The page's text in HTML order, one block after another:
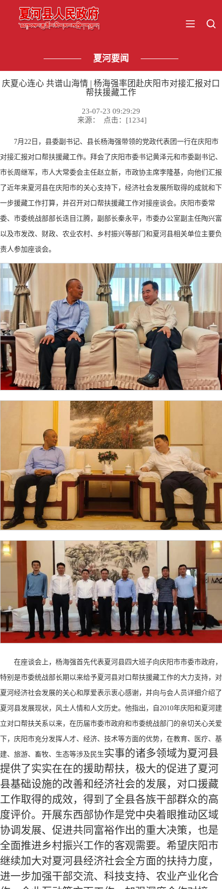
夏河要闻
庆夏心连心 共谱山海情 | 杨海强率团赴庆阳市对接汇报对口
帮扶援藏工作
23-07-23 09:29:29
来源： 点击：[1234]
7月22日，县委副书记、县长杨海强带领的党政代表团一行在庆阳市
对接汇报对口帮扶援藏工作。拜会了庆阳市委书记黄泽元和市委副书记、
市长周继军，市人大常委会主任赵立新，市政协主席李隆基，向他们汇报
了近年来夏河县在庆阳市的关心支持下，经济社会发展所取得的成就和下
一步援藏工作打算，并召开对口帮扶援藏工作对接座谈会。庆阳市委常
委、市委统战部部长迭目江腾，副部长秦永平，市委办公室副主任陶兴富
以及市发改、财政、农业农村、乡村振兴等部门和夏河县相关单位主要负
责人参加座谈会。
在座谈会上，杨海强首先代表夏河县四大班子向庆阳市市委市政府，
特别是市委统战部长期以来给予夏河县对口帮扶援藏工作的大力支持，对
夏河经济社会发展的关心和厚爱表示衷心感谢，并向与会人员详细介绍了
夏河县发展现状，风土人情和人文历史。他指出，自 2010年庆阳和夏河建
立对口帮扶关系以来，在历届市委市政府和市委统战部门的亲切关心关爱
下，庆阳市充分发挥人才、经济、技术等方面的优势，在教育、医疗、基
建、旅游、畜牧、生态等涉及民生实事的诸多领域为夏河县
提供了实实在在的援助帮扶，极大的促进了夏河
县基础设施的改善和经济社会的发展，对口援藏
工作取得的成效，得到了全县各族干部群众的高
度评价。开展东西部协作是党中央着眼推动区域
协调发展、促进共同富裕作出的重大决策，也是
全面推进乡村振兴工作的客观需要。希望庆阳市
继续加大对夏河县经济社会全方面的扶持力度，
进一步加强干部交流、科技支持、农业产业化合